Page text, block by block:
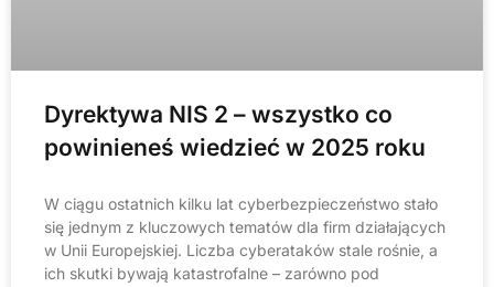
Dyrektywa NIS 2 – wszystko co
powinieneś wiedzieć w 2025 roku
W ciągu ostatnich kilku lat cyberbezpieczeństwo stało
się jednym z kluczowych tematów dla firm działających
w Unii Europejskiej. Liczba cyberataków stale rośnie, a
ich skutki bywają katastrofalne – zarówno pod